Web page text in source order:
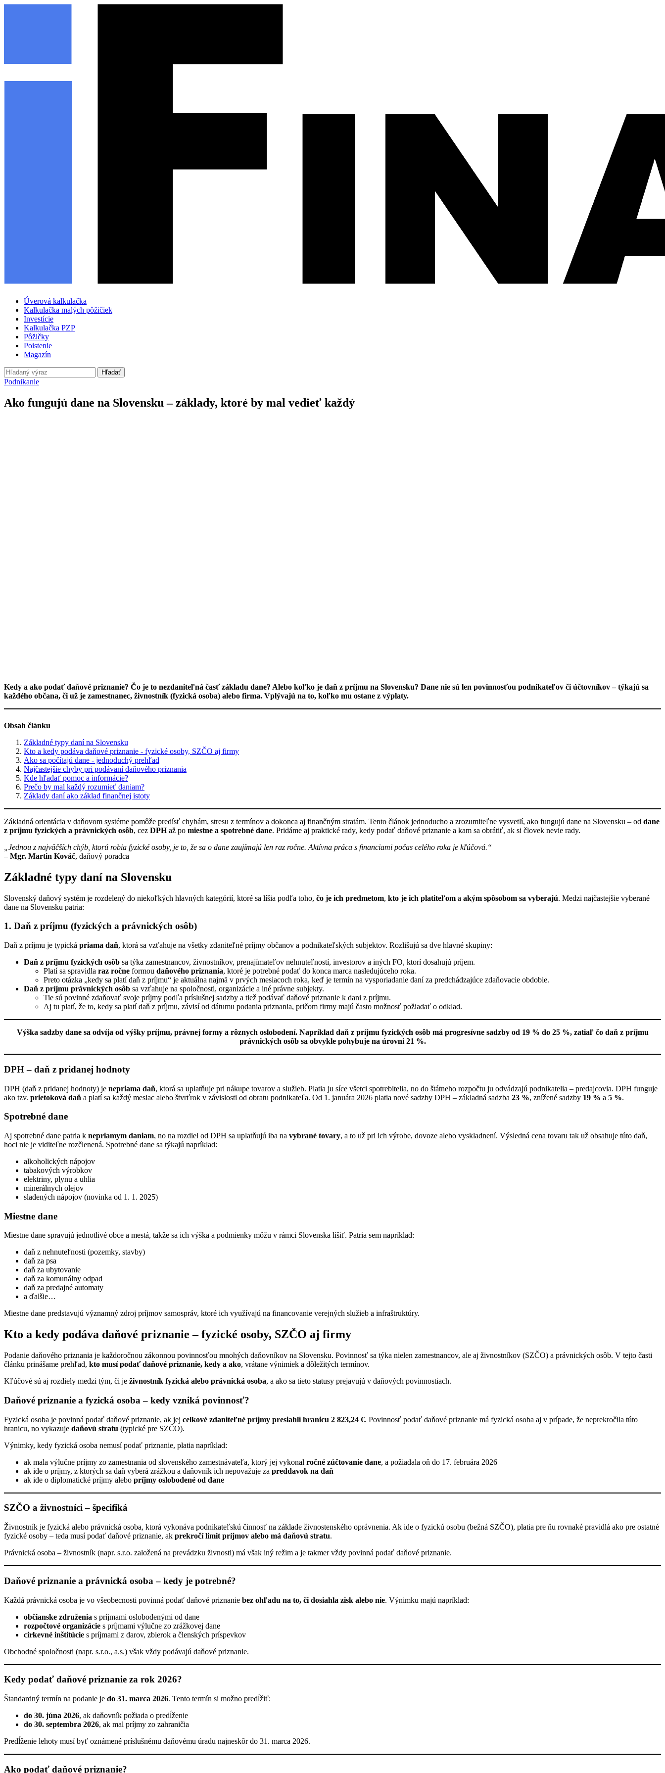
Úverová kalkulačka
Kalkulačka malých pôžičiek
Investície
Kalkulačka PZP
Pôžičky
Poistenie
Magazín
Hľadať
Podnikanie
Ako fungujú dane na Slovensku – základy, ktoré by mal vedieť každý
Kedy a ako podať daňové priznanie? Čo je to nezdaniteľná časť základu dane? Alebo koľko je daň z príjmu na Slovensku? Dane nie sú len povinnosťou podnikateľov či účtovníkov – týkajú sa
každého občana, či už je zamestnanec, živnostník (fyzická osoba) alebo firma. Vplývajú na to, koľko mu ostane z výplaty.
Obsah článku
Základné typy daní na Slovensku
Kto a kedy podáva daňové priznanie - fyzické osoby, SZČO aj firmy
Ako sa počítajú dane - jednoduchý prehľad
Najčastejšie chyby pri podávaní daňového priznania
Kde hľadať pomoc a informácie?
Prečo by mal každý rozumieť daniam?
Základy daní ako základ finančnej istoty
Základná orientácia v daňovom systéme pomôže predísť chybám, stresu z termínov a dokonca aj finančným stratám. Tento článok jednoducho a zrozumiteľne vysvetlí, ako fungujú dane na Slovensku – od dane
z príjmu fyzických a právnických osôb, cez DPHaž po miestne a spotrebné dane. Pridáme aj praktické rady, kedy podať daňové priznanie a kam sa obrátiť, ak si človek nevie rady.
„Jednou z najväčších chýb, ktorú robia fyzické osoby, je to, že sa o dane zaujímajú len raz ročne. Aktívna práca s financiami počas celého roka je kľúčová.“
– Mgr. Martin Kováč, daňový poradca
Základné typy daní na Slovensku
Slovenský daňový systém je rozdelený do niekoľkých hlavných kategórií, ktoré sa líšia podľa toho, čo je ich predmetom, kto je ich platiteľom a akým spôsobom sa vyberajú. Medzi najčastejšie vyberané
dane na Slovensku patria:
1. Daň z príjmu (fyzických a právnických osôb)
Daň z príjmu je typická priama daň, ktorá sa vzťahuje na všetky zdaniteľné príjmy občanov a podnikateľských subjektov. Rozlišujú sa dve hlavné skupiny:
Daň z príjmu fyzických osôb sa týka zamestnancov, živnostníkov, prenajímateľov nehnuteľností, investorov a iných FO, ktorí dosahujú príjem.
Platí sa spravidla raz ročne formou daňového priznania, ktoré je potrebné podať do konca marca nasledujúceho roka.
Preto otázka „kedy sa platí daň z príjmu“ je aktuálna najmä v prvých mesiacoch roka, keď je termín na vysporiadanie daní za predchádzajúce zdaňovacie obdobie.
Daň z príjmu právnických osôb sa vzťahuje na spoločnosti, organizácie a iné právne subjekty.
Tie sú povinné zdaňovať svoje príjmy podľa príslušnej sadzby a tiež podávať daňové priznanie k dani z príjmu.
Aj tu platí, že to, kedy sa platí daň z príjmu, závisí od dátumu podania priznania, pričom firmy majú často možnosť požiadať o odklad.
Výška sadzby dane sa odvíja od výšky príjmu, právnej formy a rôznych oslobodení. Napríklad daň z príjmu fyzických osôb má progresívne sadzby od 19 % do 25 %, zatiaľ čo daň z príjmu
právnických osôb sa obvykle pohybuje na úrovni 21 %.
DPH – daň z pridanej hodnoty
DPH (daň z pridanej hodnoty) je nepriama daň, ktorá sa uplatňuje pri nákupe tovarov a služieb. Platia ju síce všetci spotrebitelia, no do štátneho rozpočtu ju odvádzajú podnikatelia – predajcovia. DPH funguje
ako tzv. prietoková daň a platí sa každý mesiac alebo štvrťrok v závislosti od obratu podnikateľa. Od 1. januára 2026 platia nové sadzby DPH – základná sadzba 23 %, znížené sadzby 19 % a 5 %.
Spotrebné dane
Aj spotrebné dane patria k nepriamym daniam, no na rozdiel od DPH sa uplatňujú iba na vybrané tovary, a to už pri ich výrobe, dovoze alebo vyskladnení. Výsledná cena tovaru tak už obsahuje túto daň,
hoci nie je viditeľne rozčlenená. Spotrebné dane sa týkajú napríklad:
alkoholických nápojov
tabakových výrobkov
elektriny, plynu a uhlia
minerálnych olejov
sladených nápojov (novinka od 1. 1. 2025)
Miestne dane
Miestne dane spravujú jednotlivé obce a mestá, takže sa ich výška a podmienky môžu v rámci Slovenska líšiť. Patria sem napríklad:
daň z nehnuteľnosti (pozemky, stavby)
daň za psa
daň za ubytovanie
daň za komunálny odpad
daň za predajné automaty
a ďalšie…
Miestne dane predstavujú významný zdroj príjmov samospráv, ktoré ich využívajú na financovanie verejných služieb a infraštruktúry.
Kto a kedy podáva daňové priznanie – fyzické osoby, SZČO aj firmy
Podanie daňového priznania je každoročnou zákonnou povinnosťou mnohých daňovníkov na Slovensku. Povinnosť sa týka nielen zamestnancov, ale aj živnostníkov (SZČO) a právnických osôb. V tejto časti
článku prinášame prehľad, kto musí podať daňové priznanie, kedy a ako, vrátane výnimiek a dôležitých termínov.
Kľúčové sú aj rozdiely medzi tým, či je živnostník fyzická alebo právnická osoba, a ako sa tieto statusy prejavujú v daňových povinnostiach.
Daňové priznanie a fyzická osoba – kedy vzniká povinnosť?
Fyzická osoba je povinná podať daňové priznanie, ak jej celkové zdaniteľné príjmy presiahli hranicu 2 823,24 €. Povinnosť podať daňové priznanie má fyzická osoba aj v prípade, že neprekročila túto
hranicu, no vykazuje daňovú stratu (typické pre SZČO).
Výnimky, kedy fyzická osoba nemusí podať priznanie, platia napríklad:
ak mala výlučne príjmy zo zamestnania od slovenského zamestnávateľa, ktorý jej vykonal ročné zúčtovanie dane, a požiadala oň do 17. februára 2026
ak ide o príjmy, z ktorých sa daň vyberá zrážkou a daňovník ich nepovažuje za preddavok na daň
ak ide o diplomatické príjmy alebo príjmy oslobodené od dane
SZČO a živnostníci – špecifiká
Živnostník je fyzická alebo právnická osoba, ktorá vykonáva podnikateľskú činnosť na základe živnostenského oprávnenia. Ak ide o fyzickú osobu (bežná SZČO), platia pre ňu rovnaké pravidlá ako pre ostatné
fyzické osoby – teda musí podať daňové priznanie, ak prekročí limit príjmov alebo má daňovú stratu.
Právnická osoba – živnostník (napr. s.r.o. založená na prevádzku živnosti) má však iný režim a je takmer vždy povinná podať daňové priznanie.
Daňové priznanie a právnická osoba – kedy je potrebné?
Každá právnická osoba je vo všeobecnosti povinná podať daňové priznanie bez ohľadu na to, či dosiahla zisk alebo nie. Výnimku majú napríklad:
občianske združenia s príjmami oslobodenými od dane
rozpočtové organizácie s príjmami výlučne zo zrážkovej dane
cirkevné inštitúcie s príjmami z darov, zbierok a členských príspevkov
Obchodné spoločnosti (napr. s.r.o., a.s.) však vždy podávajú daňové priznanie.
Kedy podať daňové priznanie za rok 2026?
Štandardný termín na podanie je do 31. marca 2026. Tento termín si možno predĺžiť:
do 30. júna 2026, ak daňovník požiada o predĺženie
do 30. septembra 2026, ak mal príjmy zo zahraničia
Predĺženie lehoty musí byť oznámené príslušnému daňovému úradu najneskôr do 31. marca 2026.
Ako podať daňové priznanie?